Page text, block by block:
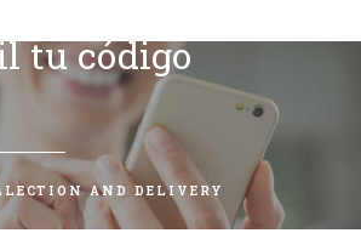
tu código
AND DELIVERY